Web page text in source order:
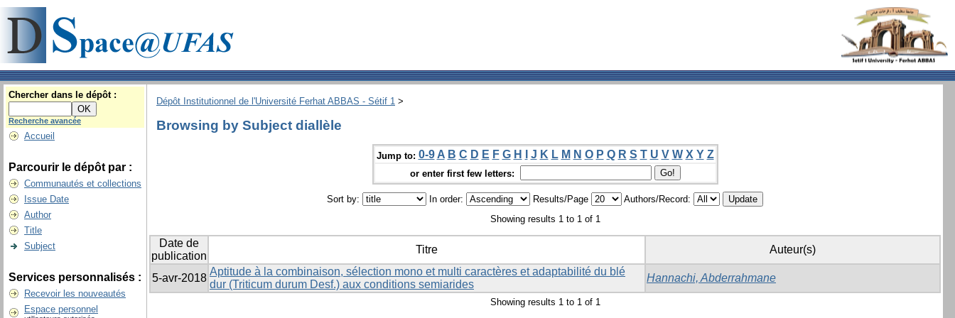
Chercher dans le dépôt :
Recherche avancée
Accueil
Parcourir le dépôt par :
Communautés et collections
Issue Date
Author
Title
Subject
Services personnalisés :
Recevoir les nouveautés
Espace personnel
Dépôt Institutionnel de l'Université Ferhat ABBAS - Sétif 1 >
Browsing by Subject diallèle
Jump to: 0-9 A B C D E F G H J K L M N O P Q R S T U V W X Y Z
or enter first few letters:
Sort by: In order: Results/Page
Authors/Record:
Showing results 1 to 1 of 1
Date de
publication
Titre Auteur(s)
5-avr-2018
Aptitude à la combinaison, sélection mono et multi caractères et adaptabilité du blé
dur (Triticum durum Desf.) aux conditions semiarides
Hannachi, Abderrahmane
Showing results 1 to 1 of 1